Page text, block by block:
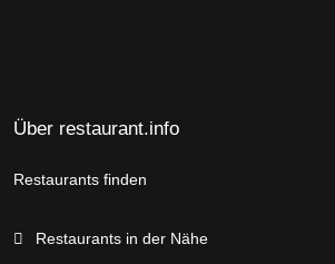
Über restaurant.info
Restaurants finden
Restaurants in der Nähe